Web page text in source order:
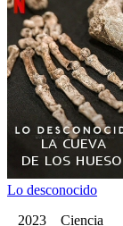
Lo desconocido
2023 Ciencia